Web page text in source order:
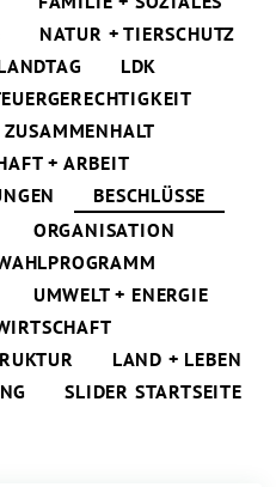
NATUR + TIERSCHUTZ
LDK
+ ARBEIT
BESCHLÜSSE
ORGANISATION
UMWELT + ENERGIE
LAND + LEBEN
SLIDER STARTSEITE